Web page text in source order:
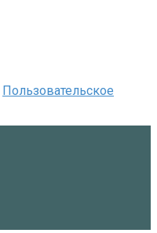
Пользовательское